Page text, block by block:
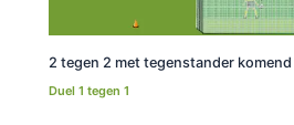
2 tegen 2 met tegenstander
Duel 1 tegen 1